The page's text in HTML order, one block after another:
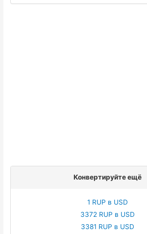
Конвертируйте ещё
1 RUP в USD
3372 RUP в USD
3381 RUP в USD